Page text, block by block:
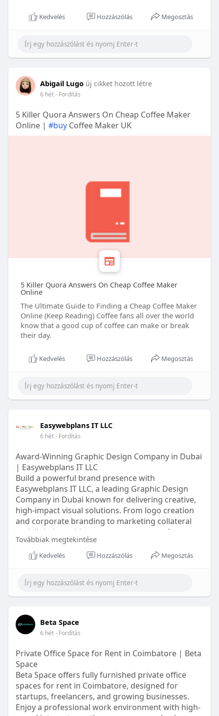
Kedvelés Hozzászólás Megosztás
Abigail Lugo új cikket hozott létre
6 hét- Fordítás
5 Killer Quora Answers On Cheap Coffee Maker
Online | #buyCoffee Maker UK
5 Killer Quora Answers On Cheap Coffee Maker
Online
The Ultimate Guide to Finding a Cheap Coffee Maker
Online (Keep Reading) Coffee fans all over the world
know that a good cup of coffee can make or break
their day.
Kedvelés Hozzászólás Megosztás
Easywebplans IT LLC
6 hét- Fordítás
Award-Winning Graphic Design Company in Dubai
| Easywebplans IT LLC
Build a powerful brand presence with
Easywebplans IT LLC, a leading Graphic Design
Company in Dubai known for delivering creative,
high-impact visual solutions. From logo creation
and corporate branding to marketing collateral
and digital graphics, our expert team crafts
designs that capture attention and inspire action.
We help UAE businesses communicate their
innovative design, premium quality, and results-
driven creativity tailored to your goals. Contact us
VISIT: https://www.easywebplans.ae/gr....aphic-
design-company
Továbbiak megtekintése
Kedvelés Hozzászólás Megosztás
Beta Space
6 hét- Fordítás
Private Office Space for Rent in Coimbatore | Beta
Space
Beta Space offers fully furnished private office
spaces for rent in Coimbatore, designed for
startups, freelancers, and growing businesses.
Enjoy a professional work environment with high-